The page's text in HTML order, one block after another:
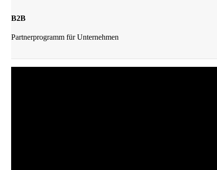
B2B
Partnerprogramm für Unternehmen